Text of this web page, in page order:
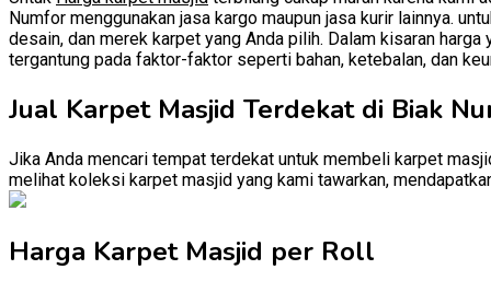
Numfor menggunakan jasa kargo maupun jasa kurir lainnya.
desain, dan merek karpet yang Anda pilih. Dalam kisaran
tergantung pada faktor-faktor seperti bahan, ketebalan, dan
Jual Karpet Masjid Terdekat di Biak
Jika Anda mencari tempat terdekat untuk membeli karpet
melihat koleksi karpet masjid yang kami tawarkan,
Harga Karpet Masjid per Roll